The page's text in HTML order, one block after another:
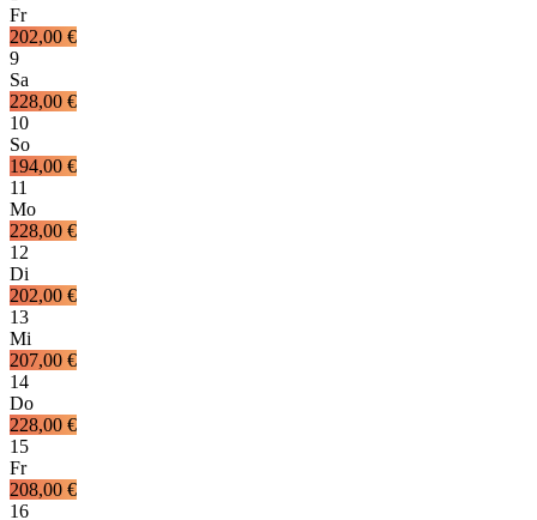
Fr
202,00 €
9
Sa
228,00 €
10
So
194,00 €
11
Mo
228,00 €
12
Di
202,00 €
13
Mi
207,00 €
14
Do
228,00 €
15
Fr
208,00 €
16